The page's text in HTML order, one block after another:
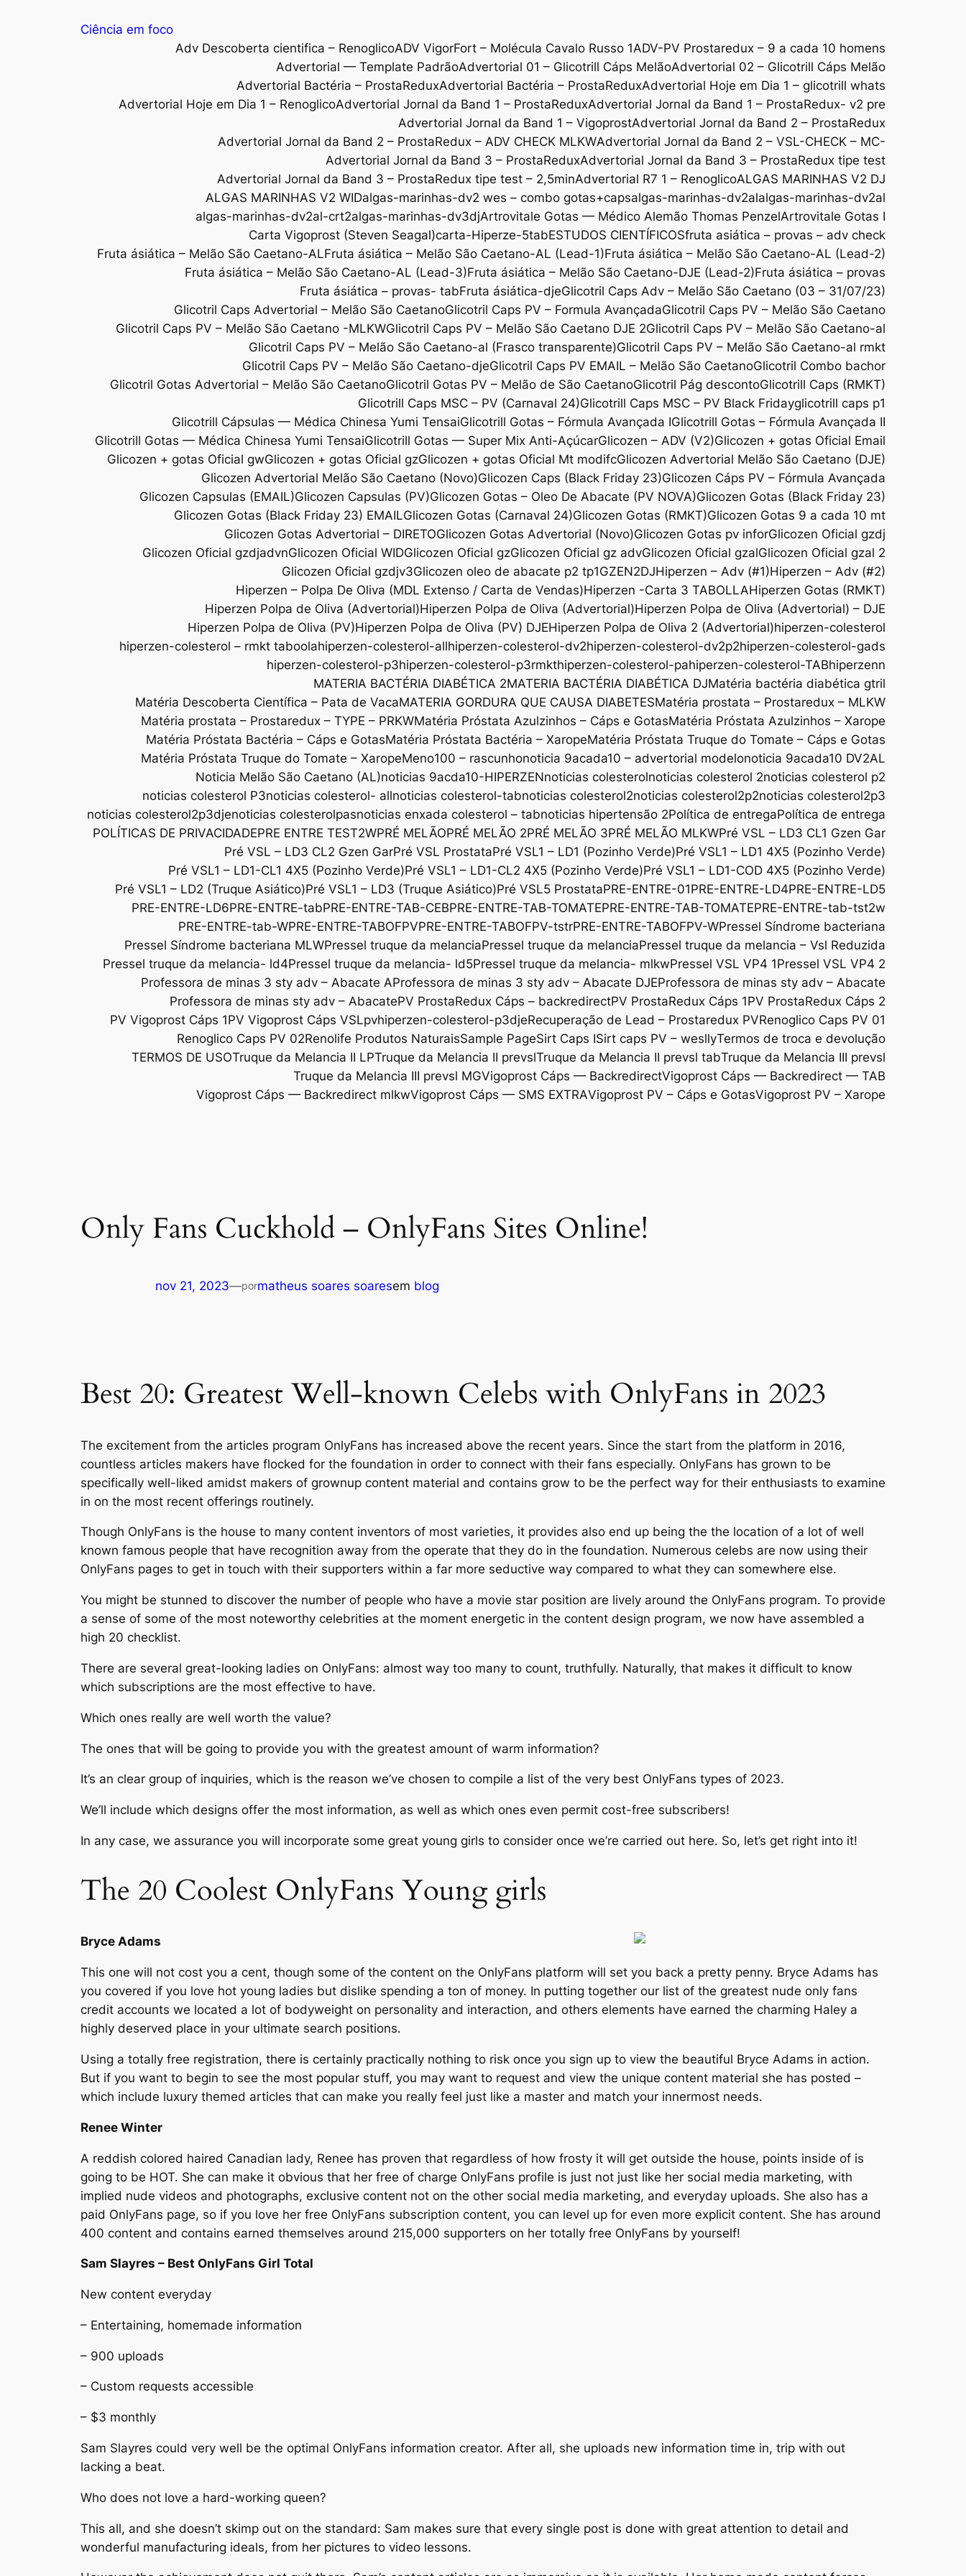
Ciência em foco
Adv Descoberta cientifica – RenoglicoADV VigorFort – Molécula Cavalo Russo 1ADV-PV Prostaredux – 9 a cada 10 homens
Advertorial — Template PadrãoAdvertorial 01 – Glicotrill Cáps MelãoAdvertorial 02 – Glicotrill Cáps Melão
Advertorial Bactéria – ProstaReduxAdvertorial Bactéria – ProstaReduxAdvertorial Hoje em Dia 1 – glicotrill whats
Advertorial Hoje em Dia 1 – RenoglicoAdvertorial Jornal da Band 1 – ProstaReduxAdvertorial Jornal da Band 1 – ProstaRedux- v2 pre
Advertorial Jornal da Band 1 – VigoprostAdvertorial Jornal da Band 2 – ProstaRedux
Advertorial Jornal da Band 2 – ProstaRedux – ADV CHECK MLKWAdvertorial Jornal da Band 2 – VSL-CHECK – MC-
Advertorial Jornal da Band 3 – ProstaReduxAdvertorial Jornal da Band 3 – ProstaRedux tipe test
Advertorial Jornal da Band 3 – ProstaRedux tipe test – 2,5minAdvertorial R7 1 – RenoglicoALGAS MARINHAS V2 DJ
ALGAS MARINHAS V2 WIDalgas-marinhas-dv2 wes – combo gotas+capsalgas-marinhas-dv2alalgas-marinhas-dv2al
algas-marinhas-dv2al-crt2algas-marinhas-dv3djArtrovitale Gotas — Médico Alemão Thomas PenzelArtrovitale Gotas I
Carta Vigoprost (Steven Seagal)carta-Hiperze-5tabESTUDOS CIENTÍFICOSfruta asiática – provas – adv check
Fruta ásiática – Melão São Caetano-ALFruta ásiática – Melão São Caetano-AL (Lead-1)Fruta ásiática – Melão São Caetano-AL (Lead-2)
Fruta ásiática – Melão São Caetano-AL (Lead-3)Fruta ásiática – Melão São Caetano-DJE (Lead-2)Fruta ásiática – provas
Fruta ásiática – provas- tabFruta ásiática-djeGlicotril Caps Adv – Melão São Caetano (03 – 31/07/23)
Glicotril Caps Advertorial – Melão São CaetanoGlicotril Caps PV – Formula AvançadaGlicotril Caps PV – Melão São Caetano
Glicotril Caps PV – Melão São Caetano -MLKWGlicotril Caps PV – Melão São Caetano DJE 2Glicotril Caps PV – Melão São Caetano-al
Glicotril Caps PV – Melão São Caetano-al (Frasco transparente)Glicotril Caps PV – Melão São Caetano-al rmkt
Glicotril Caps PV – Melão São Caetano-djeGlicotril Caps PV EMAIL – Melão São CaetanoGlicotril Combo bachor
Glicotril Gotas Advertorial – Melão São CaetanoGlicotril Gotas PV – Melão de São CaetanoGlicotril Pág descontoGlicotrill Caps (RMKT)
Glicotrill Caps MSC – PV (Carnaval 24)Glicotrill Caps MSC – PV Black Fridayglicotrill caps p1
Glicotrill Cápsulas — Médica Chinesa Yumi TensaiGlicotrill Gotas – Fórmula Avançada IGlicotrill Gotas – Fórmula Avançada II
Glicotrill Gotas — Médica Chinesa Yumi TensaiGlicotrill Gotas — Super Mix Anti-AçúcarGlicozen – ADV (V2)Glicozen + gotas Oficial Email
Glicozen + gotas Oficial gwGlicozen + gotas Oficial gzGlicozen + gotas Oficial Mt modifcGlicozen Advertorial Melão São Caetano (DJE)
Glicozen Advertorial Melão São Caetano (Novo)Glicozen Caps (Black Friday 23)Glicozen Cáps PV – Fórmula Avançada
Glicozen Capsulas (EMAIL)Glicozen Capsulas (PV)Glicozen Gotas – Oleo De Abacate (PV NOVA)Glicozen Gotas (Black Friday 23)
Glicozen Gotas (Black Friday 23) EMAILGlicozen Gotas (Carnaval 24)Glicozen Gotas (RMKT)Glicozen Gotas 9 a cada 10 mt
Glicozen Gotas Advertorial – DIRETOGlicozen Gotas Advertorial (Novo)Glicozen Gotas pv inforGlicozen Oficial gzdj
Glicozen Oficial gzdjadvnGlicozen Oficial WIDGlicozen Oficial gzGlicozen Oficial gz advGlicozen Oficial gzalGlicozen Oficial gzal 2
Glicozen Oficial gzdjv3Glicozen oleo de abacate p2 tp1GZEN2DJHiperzen – Adv (#1)Hiperzen – Adv (#2)
Hiperzen – Polpa De Oliva (MDL Extenso / Carta de Vendas)Hiperzen -Carta 3 TABOLLAHiperzen Gotas (RMKT)
Hiperzen Polpa de Oliva (Advertorial)Hiperzen Polpa de Oliva (Advertorial)Hiperzen Polpa de Oliva (Advertorial) – DJE
Hiperzen Polpa de Oliva (PV)Hiperzen Polpa de Oliva (PV) DJEHiperzen Polpa de Oliva 2 (Advertorial)hiperzen-colesterol
hiperzen-colesterol – rmkt taboolahiperzen-colesterol-allhiperzen-colesterol-dv2hiperzen-colesterol-dv2p2hiperzen-colesterol-gads
hiperzen-colesterol-p3hiperzen-colesterol-p3rmkthiperzen-colesterol-pahiperzen-colesterol-TABhiperzenn
MATERIA BACTÉRIA DIABÉTICA 2MATERIA BACTÉRIA DIABÉTICA DJMatéria bactéria diabética gtril
Matéria Descoberta Científica – Pata de VacaMATERIA GORDURA QUE CAUSA DIABETESMatéria prostata – Prostaredux – MLKW
Matéria prostata – Prostaredux – TYPE – PRKWMatéria Próstata Azulzinhos – Cáps e GotasMatéria Próstata Azulzinhos – Xarope
Matéria Próstata Bactéria – Cáps e GotasMatéria Próstata Bactéria – XaropeMatéria Próstata Truque do Tomate – Cáps e Gotas
Matéria Próstata Truque do Tomate – XaropeMeno100 – rascunhonoticia 9acada10 – advertorial modelonoticia 9acada10 DV2AL
Noticia Melão São Caetano (AL)noticias 9acda10-HIPERZENnoticias colesterolnoticias colesterol 2noticias colesterol p2
noticias colesterol P3noticias colesterol- allnoticias colesterol-tabnoticias colesterol2noticias colesterol2p2noticias colesterol2p3
noticias colesterol2p3djenoticias colesterolpasnoticias enxada colesterol – tabnoticias hipertensão 2Política de entregaPolítica de entrega
POLÍTICAS DE PRIVACIDADEPRE ENTRE TEST2WPRÉ MELÃOPRÉ MELÃO 2PRÉ MELÃO 3PRÉ MELÃO MLKWPré VSL – LD3 CL1 Gzen Gar
Pré VSL – LD3 CL2 Gzen GarPré VSL ProstataPré VSL1 – LD1 (Pozinho Verde)Pré VSL1 – LD1 4X5 (Pozinho Verde)
Pré VSL1 – LD1-CL1 4X5 (Pozinho Verde)Pré VSL1 – LD1-CL2 4X5 (Pozinho Verde)Pré VSL1 – LD1-COD 4X5 (Pozinho Verde)
Pré VSL1 – LD2 (Truque Asiático)Pré VSL1 – LD3 (Truque Asiático)Pré VSL5 ProstataPRE-ENTRE-01PRE-ENTRE-LD4PRE-ENTRE-LD5
PRE-ENTRE-LD6PRE-ENTRE-tabPRE-ENTRE-TAB-CEBPRE-ENTRE-TAB-TOMATEPRE-ENTRE-TAB-TOMATEPRE-ENTRE-tab-tst2w
PRE-ENTRE-tab-WPRE-ENTRE-TABOFPVPRE-ENTRE-TABOFPV-tstrPRE-ENTRE-TABOFPV-WPressel Síndrome bacteriana
Pressel Síndrome bacteriana MLWPressel truque da melanciaPressel truque da melanciaPressel truque da melancia – Vsl Reduzida
Pressel truque da melancia- ld4Pressel truque da melancia- ld5Pressel truque da melancia- mlkwPressel VSL VP4 1Pressel VSL VP4 2
Professora de minas 3 sty adv – Abacate AProfessora de minas 3 sty adv – Abacate DJEProfessora de minas sty adv – Abacate
Professora de minas sty adv – AbacatePV ProstaRedux Cáps – backredirectPV ProstaRedux Cáps 1PV ProstaRedux Cáps 2
PV Vigoprost Cáps 1PV Vigoprost Cáps VSLpvhiperzen-colesterol-p3djeRecuperação de Lead – Prostaredux PVRenoglico Caps PV 01
Renoglico Caps PV 02Renolife Produtos NaturaisSample PageSirt Caps ISirt caps PV – wesllyTermos de troca e devolução
TERMOS DE USOTruque da Melancia II LPTruque da Melancia II prevslTruque da Melancia II prevsl tabTruque da Melancia III prevsl
Truque da Melancia III prevsl MGVigoprost Cáps — BackredirectVigoprost Cáps — Backredirect — TAB
Vigoprost Cáps — Backredirect mlkwVigoprost Cáps — SMS EXTRAVigoprost PV – Cáps e GotasVigoprost PV – Xarope
Only Fans Cuckhold – OnlyFans Sites Online!
nov 21, 2023—pormatheus soares soaresem blog
Best 20: Greatest Well-known Celebs with OnlyFans in 2023
The excitement from the articles program OnlyFans has increased above the recent years. Since the start from the platform in 2016,
countless articles makers have flocked for the foundation in order to connect with their fans especially. OnlyFans has grown to be
specifically well-liked amidst makers of grownup content material and contains grow to be the perfect way for their enthusiasts to examine
in on the most recent offerings routinely.
Though OnlyFans is the house to many content inventors of most varieties, it provides also end up being the the location of a lot of well
known famous people that have recognition away from the operate that they do in the foundation. Numerous celebs are now using their
OnlyFans pages to get in touch with their supporters within a far more seductive way compared to what they can somewhere else.
You might be stunned to discover the number of people who have a movie star position are lively around the OnlyFans program. To provide
a sense of some of the most noteworthy celebrities at the moment energetic in the content design program, we now have assembled a
high 20 checklist.
There are several great-looking ladies on OnlyFans: almost way too many to count, truthfully. Naturally, that makes it difficult to know
which subscriptions are the most effective to have.
Which ones really are well worth the value?
The ones that will be going to provide you with the greatest amount of warm information?
It’s an clear group of inquiries, which is the reason we’ve chosen to compile a list of the very best OnlyFans types of 2023.
We’ll include which designs offer the most information, as well as which ones even permit cost-free subscribers!
In any case, we assurance you will incorporate some great young girls to consider once we’re carried out here. So, let’s get right into it!
The 20 Coolest OnlyFans Young girls
Bryce Adams
This one will not cost you a cent, though some of the content on the OnlyFans platform will set you back a pretty penny. Bryce Adams has
you covered if you love hot young ladies but dislike spending a ton of money. In putting together our list of the greatest nude only fans
credit accounts we located a lot of bodyweight on personality and interaction, and others elements have earned the charming Haley a
highly deserved place in your ultimate search positions.
Using a totally free registration, there is certainly practically nothing to risk once you sign up to view the beautiful Bryce Adams in action.
But if you want to begin to see the most popular stuff, you may want to request and view the unique content material she has posted –
which include luxury themed articles that can make you really feel just like a master and match your innermost needs.
Renee Winter
A reddish colored haired Canadian lady, Renee has proven that regardless of how frosty it will get outside the house, points inside of is
going to be HOT. She can make it obvious that her free of charge OnlyFans profile is just not just like her social media marketing, with
implied nude videos and photographs, exclusive content not on the other social media marketing, and everyday uploads. She also has a
paid OnlyFans page, so if you love her free OnlyFans subscription content, you can level up for even more explicit content. She has around
400 content and contains earned themselves around 215,000 supporters on her totally free OnlyFans by yourself!
Sam Slayres – Best OnlyFans Girl Total
New content everyday
– Entertaining, homemade information
– 900 uploads
– Custom requests accessible
– $3 monthly
Sam Slayres could very well be the optimal OnlyFans information creator. After all, she uploads new information time in, trip with out
lacking a beat.
Who does not love a hard-working queen?
This all, and she doesn’t skimp out on the standard: Sam makes sure that every single post is done with great attention to detail and
wonderful manufacturing ideals, from her pictures to video lessons.